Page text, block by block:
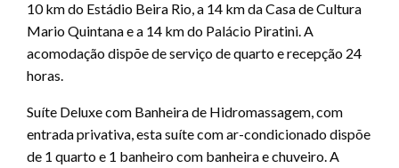
10 km do Estádio Beira Rio, a 14 km da Casa de Cultura
Mario Quintana e a 14 km do Palácio Piratini. A
acomodação dispõe de serviço de quarto e recepção 24
horas.
Suíte Deluxe com Banheira de Hidromassagem, com
entrada privativa, esta suíte com ar-condicionado dispõe
de 1 quarto e 1 banheiro com banheira e chuveiro. A